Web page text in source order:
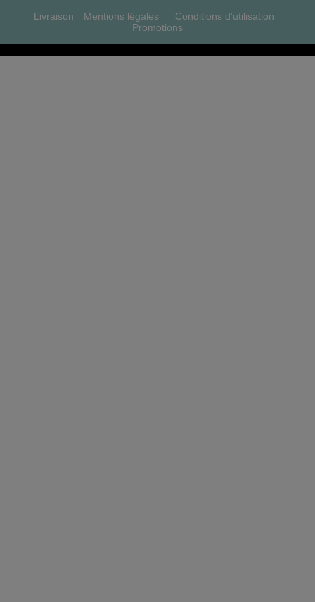
Livraison
Mentions légales
Conditions d'utilisation
Promotions